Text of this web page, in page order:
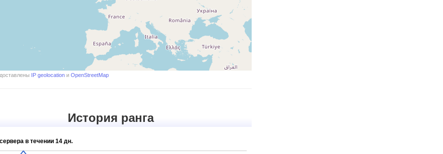
IP geolocation и OpenStreetMap
История ранга
в течении 14 дн.